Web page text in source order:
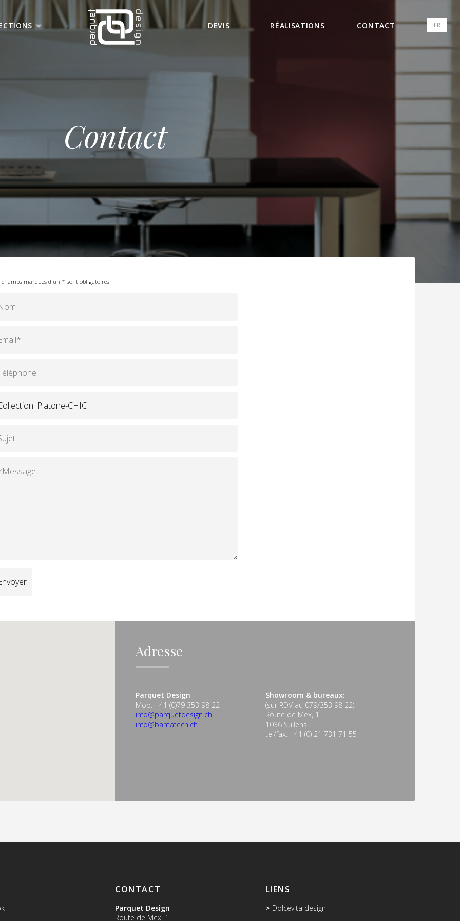
DEVIS RÉALISATIONS CONTACT FR
Contact
champs marqués d'un * sont obligatoires
Adresse
Parquet Design
Mob. +41 (0)79 353 98 22
info@parquetdesign.ch
info@bamatech.ch
Showroom & bureaux:
(sur RDV au 079/353 98 22)
Route de Mex, 1
1036 Sullens
tel/fax: +41 (0) 21 731 71 55
CONTACT
Parquet Design
Route de Mex, 1
LIENS
Dolcevita design